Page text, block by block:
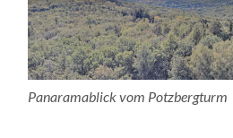
Panaramablick vom Potzbergturm